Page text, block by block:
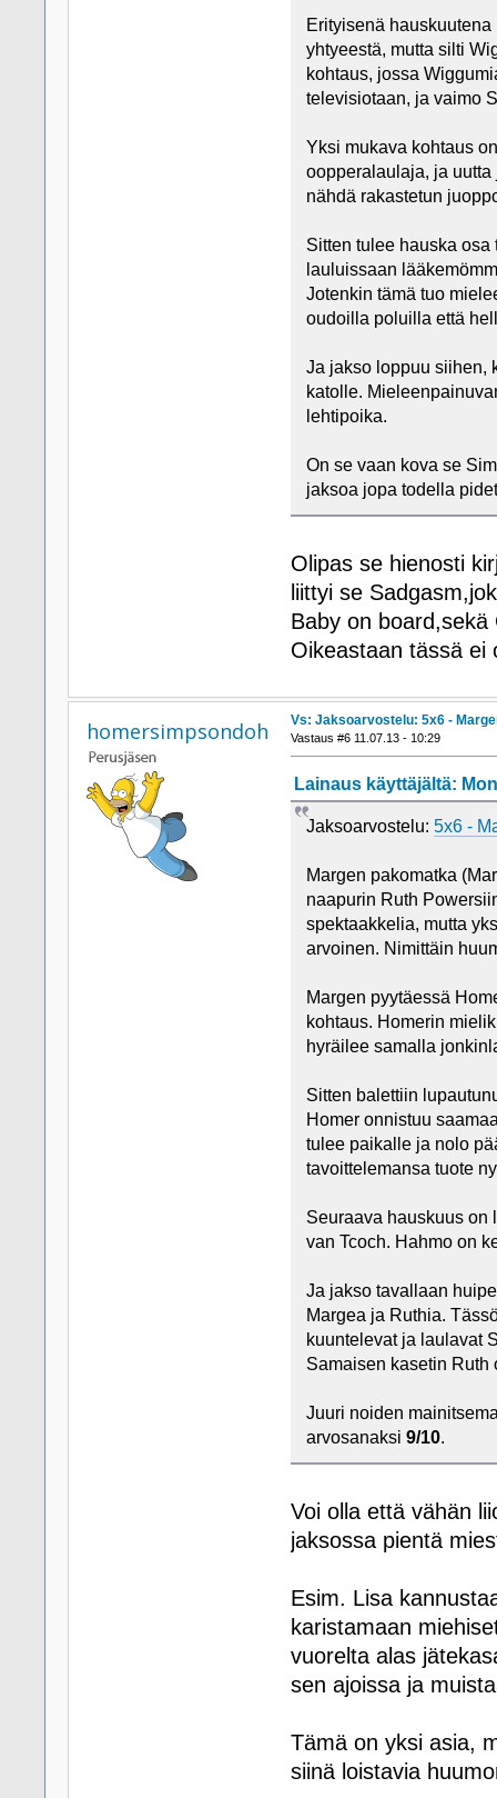
Erityisenä
yhtyeestä, mutta silti
kohtaus, jossa
televisiotaan, ja vaimo
Yksi mukava kohtaus
oopperalaulaja, ja
nähdä rakastetun
Sitten tulee hauska
lauluissaan
Jotenkin tämä tuo
oudoilla poluilla että
Ja jakso loppuu siihen,
katolle.
lehtipoika.
On se vaan kova se
jaksoa jopa todella
Olipas se hienosti
liittyi se
Baby on board,sekä
Oikeastaan tässä ei
homersimpsondoh Vs: Jaksoarvostelu: 5x6 -
Vastaus #6 11.07.13 - 10:29
Lainaus käyttäjältä:
Jaksoarvostelu: 5x6 -
Margen pakomatka
naapurin Ruth
spektaakkelia, mutta
arvoinen. Nimittäin
Margen pyytäessä
kohtaus. Homerin
hyräilee samalla
Sitten balettiin
Homer onnistuu
tulee paikalle ja nolo
tavoittelemansa tuote
Seuraava hauskuus on
van Tcoch. Hahmo on
Ja jakso tavallaan
Margea ja Ruthia.
kuuntelevat ja laulavat
Samaisen kasetin Ruth
Juuri noiden
arvosanaksi 9/10.
Voi olla että vähän
jaksossa pientä
Esim. Lisa
karistamaan
vuorelta alas
sen ajoissa ja
Tämä on yksi asia,
siinä loistavia